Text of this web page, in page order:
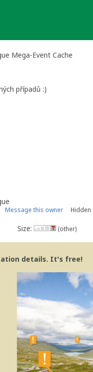
Mega-Event Cache
případů :)
Message this owner Hidden
Size: (other)
details. It's free!